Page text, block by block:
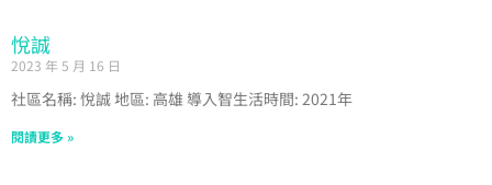
悅誠
2023 年 5 月 16 日
社區名稱: 悅誠 地區: 高雄 導入智生活時間: 2021年
閱讀更多 »